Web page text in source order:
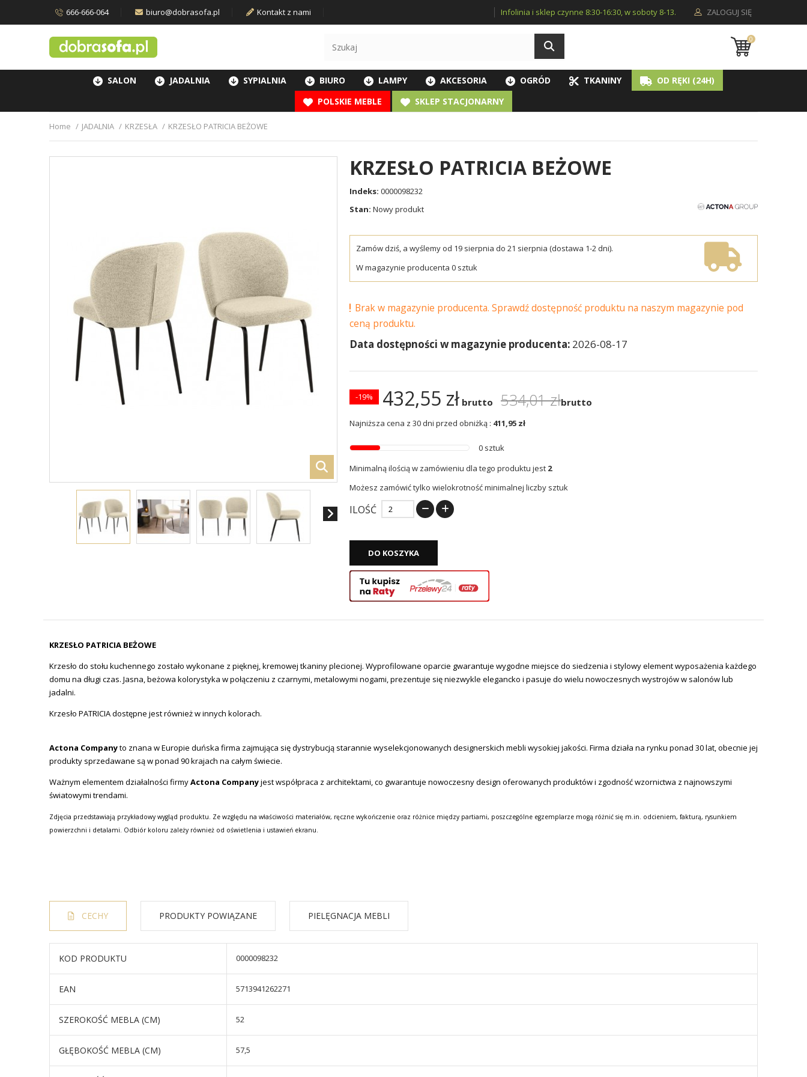
ZALOGUJ SIĘ
666-666-064 biuro@dobrasofa.pl Kontakt z nami Infolinia i sklep czynne 8:30-16:30, w soboty 8-13.
0
SALON JADALNIA SYPIALNIA BIURO LAMPY AKCESORIA OGRÓD TKANINY
OD RĘKI (24H)
POLSKIE MEBLE
SKLEP STACJONARNY
Home JADALNIA KRZESŁA KRZESŁO PATRICIA BEŻOWE
KRZESŁO PATRICIA BEŻOWE
Indeks: 0000098232
Stan: Nowy produkt
Zamów dziś, a wyślemy od 19 sierpnia do 21 sierpnia (dostawa 1-2 dni).
W magazynie producenta 0 sztuk
Brak w magazynie producenta. Sprawdź dostępność produktu na naszym magazynie pod
ceną produktu.
Data dostępności w magazynie producenta: 2026-08-17
432,55 zł brutto 534,01 złbrutto
-19%
Najniższa cena z 30 dni przed obniżką : 411,95 zł
0 sztuk
Minimalną ilością w zamówieniu dla tego produktu jest 2
Możesz zamówić tylko wielokrotność minimalnej liczby sztuk
ILOŚĆ
DO KOSZYKA
KRZESŁO PATRICIA BEŻOWE
Krzesło do stołu kuchennego zostało wykonane z pięknej, kremowej tkaniny plecionej. Wyprofilowane oparcie gwarantuje wygodne miejsce do siedzenia i stylowy element wyposażenia każdego
domu na długi czas. Jasna, beżowa kolorystyka w połączeniu z czarnymi, metalowymi nogami, prezentuje się niezwykle elegancko i pasuje do wielu nowoczesnych wystrojów w salonów lub
jadalni.
Krzesło PATRICIA dostępne jest również w innych kolorach.
Actona Companyto znana w Europie duńska firma zajmująca się dystrybucją starannie wyselekcjonowanych designerskich mebli wysokiej jakości. Firma działa na rynku ponad 30 lat, obecnie jej
produkty sprzedawane są w ponad 90 krajach na całym świecie.
Ważnym elementem działalności firmyActona Companyjest współpraca z architektami, co gwarantuje nowoczesny design oferowanych produktów i zgodność wzornictwa z najnowszymi
światowymi trendami.
Zdjęcia przedstawiają przykładowy wygląd produktu. Ze względu na właściwości materiałów, ręczne wykończenie oraz różnice między partiami, poszczególne egzemplarze mogą różnić się m.in. odcieniem, fakturą, rysunkiem
powierzchni i detalami. Odbiór koloru zależy również od oświetlenia i ustawień ekranu.
CECHY PRODUKTY POWIĄZANE PIELĘGNACJA MEBLI
KOD PRODUKTU 0000098232
EAN 5713941262271
SZEROKOŚĆ MEBLA (CM) 52
GŁĘBOKOŚĆ MEBLA (CM) 57,5